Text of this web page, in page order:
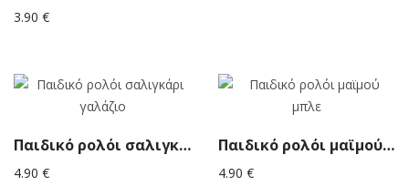
3.90 €
Παιδικό ρολόι σαλιγκάρι γαλάζιο
4.90 €
Παιδικό ρολόι μαϊμού μπλε
4.90 €